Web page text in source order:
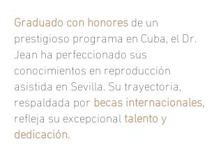
Graduado con honoresde un
prestigioso programa en Cuba, el Dr.
Jean ha perfeccionado sus
conocimientos en reproducción
asistida en Sevilla. Su trayectoria,
respaldada porbecas internacionales,
refleja su excepcionaltalento y
dedicación.